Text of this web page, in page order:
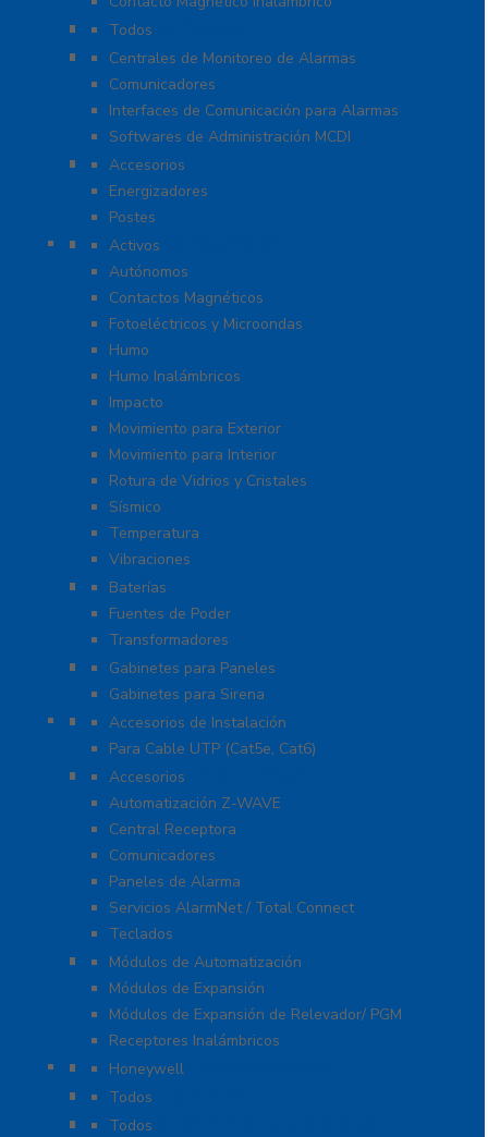
Control de Acceso
Todos
Centrales de Monitoreo
Centrales de Monitoreo de Alarmas
Comunicadores
Interfaces de Comunicación para Alarmas
Softwares de Administración MCDI
Cercas
Accesorios
Energizadores
Postes
Detectores / Sensores
Activos
Autónomos
Contactos Magnéticos
Fotoeléctricos y Microondas
Humo
Humo Inalámbricos
Impacto
Movimiento para Exterior
Movimiento para Interior
Rotura de Vidrios y Cristales
Sísmico
Temperatura
Vibraciones
Energía
Baterías
Fuentes de Poder
Transformadores
Gabinetes y Carcasas
Gabinetes para Paneles
Gabinetes para Sirena
Herramientas
Accesorios de Instalación
Para Cable UTP (Cat5e, Cat6)
Honeywell Total Connect
Accesorios
Automatización Z-WAVE
Central Receptora
Comunicadores
Paneles de Alarma
Servicios AlarmNet / Total Connect
Teclados
Módulos de Expansión
Módulos de Automatización
Módulos de Expansión
Módulos de Expansión de Relevador/ PGM
Receptores Inalámbricos
Megafonía y Audioevacuación
Honeywell
Paneles de Alarma
Todos
Protección Contra Sobretensiones
Todos